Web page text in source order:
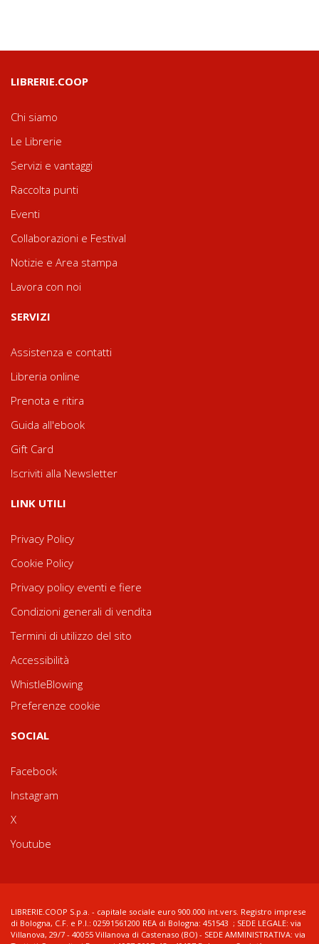
LIBRERIE.COOP
Chi siamo
Le Librerie
Servizi e vantaggi
Raccolta punti
Eventi
Collaborazioni e Festival
Notizie e Area stampa
Lavora con noi
SERVIZI
Assistenza e contatti
Libreria online
Prenota e ritira
Guida all'ebook
Gift Card
Iscriviti alla Newsletter
LINK UTILI
Privacy Policy
Cookie Policy
Privacy policy eventi e fiere
Condizioni generali di vendita
Termini di utilizzo del sito
Accessibilità
WhistleBlowing
Preferenze cookie
SOCIAL
Facebook
Instagram
X
Youtube
LIBRERIE.COOP S.p.a. - capitale sociale euro 900.000 int.vers. Registro imprese
di Bologna, C.F. e P.I.: 02591561200 REA di Bologna: 451543 ; SEDE LEGALE: via
Villanova, 29/7 - 40055 Villanova di Castenaso (BO) - SEDE AMMINISTRATIVA: via